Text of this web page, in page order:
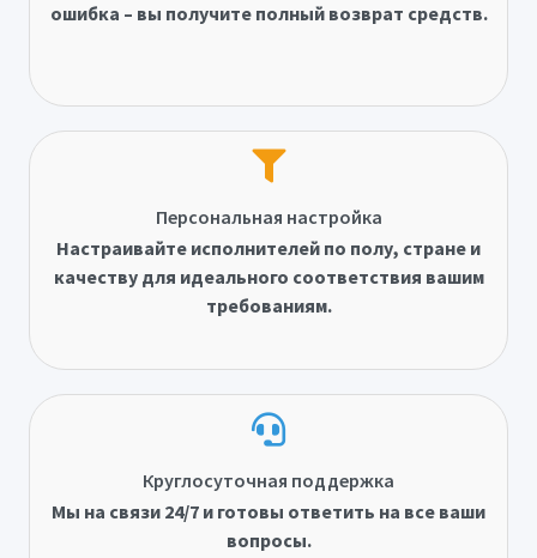
ошибка – вы получите полный возврат средств.
Персональная настройка
Настраивайте исполнителей по полу, стране и
качеству для идеального соответствия вашим
требованиям.
Круглосуточная поддержка
Мы на связи 24/7 и готовы ответить на все ваши
вопросы.